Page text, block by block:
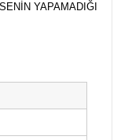
YAPAMADIĞI